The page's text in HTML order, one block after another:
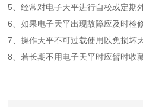
5、经常对电子天平进行自校或定期
6、如果电子天平出现故障应及时检
7、操作天平不可过载使用以免损坏
8、若长期不用电子天平时应暂时收